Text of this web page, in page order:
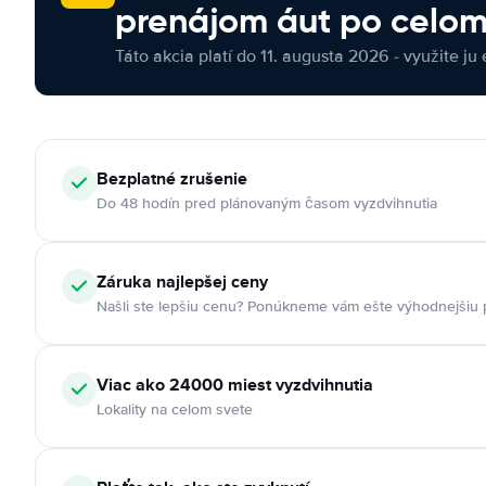
prenájom áut po
Táto akcia platí do 11. augusta 2026 - využite ju
Bezplatné zrušenie
Do 48 hodín pred plánovaným časom vyzdvihnutia
Záruka najlepšej ceny
Našli ste lepšiu cenu? Ponúkneme vám ešte výhodnejšiu
Viac ako 24000 miest vyzdvihnutia
Lokality na celom svete